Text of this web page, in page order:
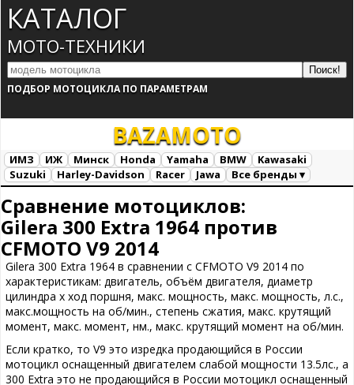
КАТАЛОГ
МОТО-ТЕХНИКИ
ПОДБОР МОТОЦИКЛА ПО ПАРАМЕТРАМ
BAZAMOTO
ИМЗ ИЖ Минск Honda Yamaha BMW
Kawasaki
Suzuki
Harley-Davidson Racer Jawa
Все бренды ▾
Сравнение мотоциклов:
Gilera 300 Extra 1964 против
CFMOTO V9 2014
Gilera 300 Extra 1964 в сравнении с CFMOTO V9 2014 по
характеристикам: двигатель, объём двигателя, диаметр
цилиндра х ход поршня, макс. мощность, макс. мощность, л.с.,
макс.мощность на об/мин., степень сжатия, макс. крутящий
момент, макс. момент, нм., макс. крутящий момент на об/мин.
Если кратко, то V9 это изредка продающийся в России
мотоцикл оснащенный двигателем слабой мощности 13.5лс., а
300 Extra это не продающийся в России мотоцикл оснащенный